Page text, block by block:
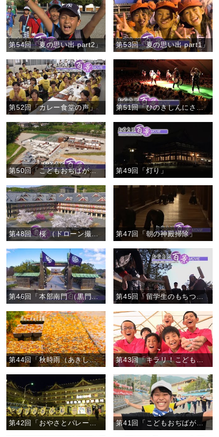
第54回「夏の思い出 part2」 第53回「夏の思い出 part1」
第52回「カレー食堂の声」 第51回「ひのきしんにささえられて」
第50回「こどもおぢばがえり準備 (ドローン撮影・空撮)」 第49回「灯り」
第48回「桜 （ドローン撮影）」 第47回「朝の神殿掃除」
第46回「本部南門 （黒門）」 第45回「留学生のもちつき」
第44回「秋時雨（あきしぐれ）」 第43回「キラリ！こどもおぢばがえり」
第42回「おやさとパレード」 第41回「こどもおぢばがえりに向けて」